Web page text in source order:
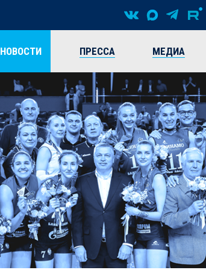
НОВОСТИ ПРЕССА МЕДИА